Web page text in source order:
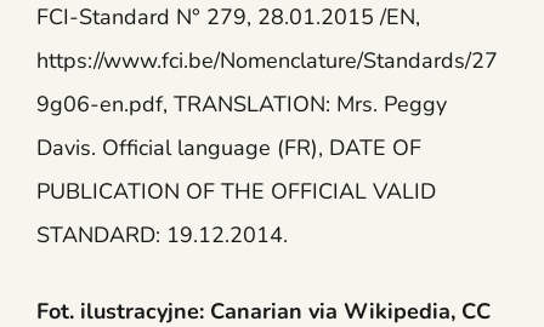
FCI-Standard N° 279, 28.01.2015 /EN,
https://www.fci.be/Nomenclature/Standards/27
9g06-en.pdf, TRANSLATION: Mrs. Peggy
Davis. Official language (FR), DATE OF
PUBLICATION OF THE OFFICIAL VALID
STANDARD: 19.12.2014.
Fot. ilustracyjne: Canarian via Wikipedia, CC